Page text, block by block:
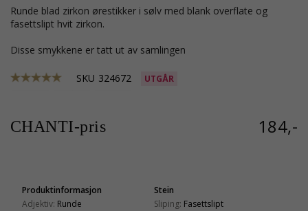
runde blad zirkon ørestikker i sølv med blank overflate og
fasettslipt hvit zirkon.
Disse smykkene er tatt ut av samlingen
SKU 324672 UTGÅR
CHANTI-pris 184,-
Produktinformasjon
Adjektiv: Runde
Stein
Sliping: Fasettslipt